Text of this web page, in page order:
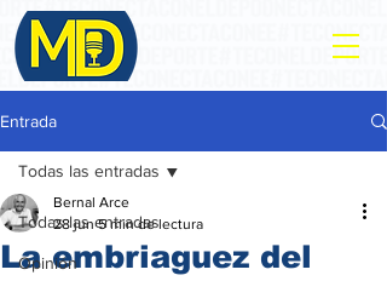
Entrada
Todas las entradas
Opinión
Todas las entradas
La embriaguez del
Bernal Arce
28 jun 5 min de lectura